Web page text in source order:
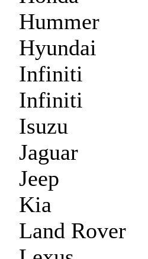
Hummer
Hyundai
Infiniti
Infiniti
Isuzu
Jaguar
Jeep
Kia
Land Rover